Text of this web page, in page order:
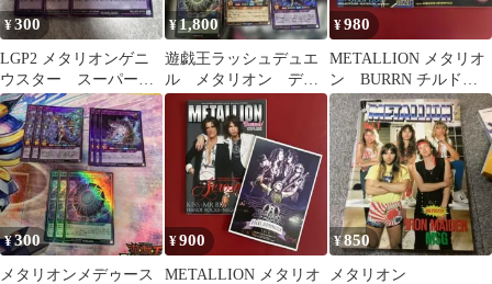
¥300
LGP2 メタリオンゲニ
ウスター スーパー 3
枚
¥1,800
遊戯王ラッシュデュエ
ル メタリオン デッ
キパーツ
¥980
METALLION メタリオ
ン BURRN チルドレ
ン•オブ•ボドム アレキ
シ
¥300
メタリオンメデゥース
¥900
METALLION メタリオ
¥850
メタリオン